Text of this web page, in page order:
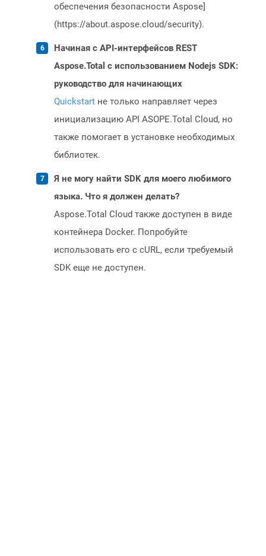
обеспечения безопасности Aspose]
(https://about.aspose.cloud/security).
Начиная с API-интерфейсов REST
Aspose.Total с использованием Nodejs SDK:
руководство для начинающих
Quickstart не только направляет через
инициализацию API ASOPE.Total Cloud, но
также помогает в установке необходимых
библиотек.
Я не могу найти SDK для моего любимого
языка. Что я должен делать?
Aspose.Total Cloud также доступен в виде
контейнера Docker. Попробуйте
использовать его с cURL, если требуемый
SDK еще не доступен.